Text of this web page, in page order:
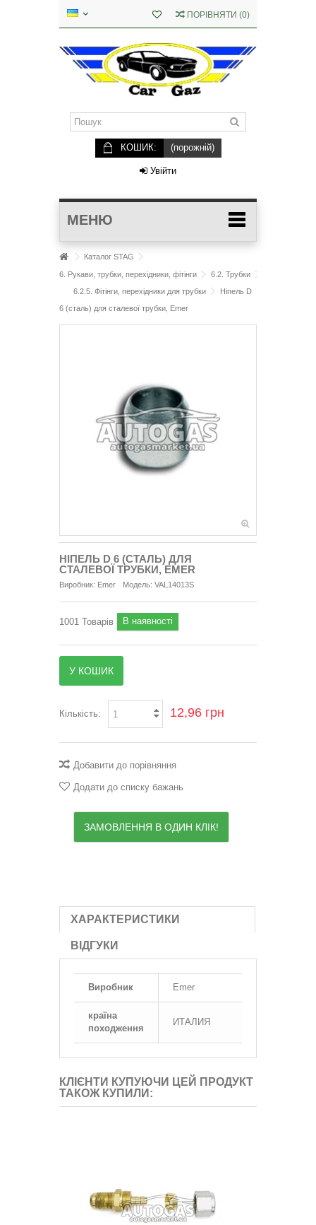
ПОРІВНЯТИ (0)
КОШИК: (порожній)
Увійти
МЕНЮ
Каталог STAG
6. Рукави, трубки, перехідники, фітінги
6.2. Трубки
6.2.5. Фітінги, перехідники для трубки
Ніпель D
6 (сталь) для сталевої трубки, Emer
НІПЕЛЬ D 6 (СТАЛЬ) ДЛЯ
СТАЛЕВОЇ ТРУБКИ, EMER
Виробник: Emer Модель: VAL14013S
1001 Товарів В наявності
У КОШИК
Кількість: 12,96 грн
Добавити до порівняння
Додати до списку бажань
ЗАМОВЛЕННЯ В ОДИН КЛІК!
ХАРАКТЕРИСТИКИ
ВІДГУКИ
Виробник Emer
країна
походження
ИТАЛИЯ
КЛІЄНТИ КУПУЮЧИ ЦЕЙ ПРОДУКТ
ТАКОЖ КУПИЛИ: